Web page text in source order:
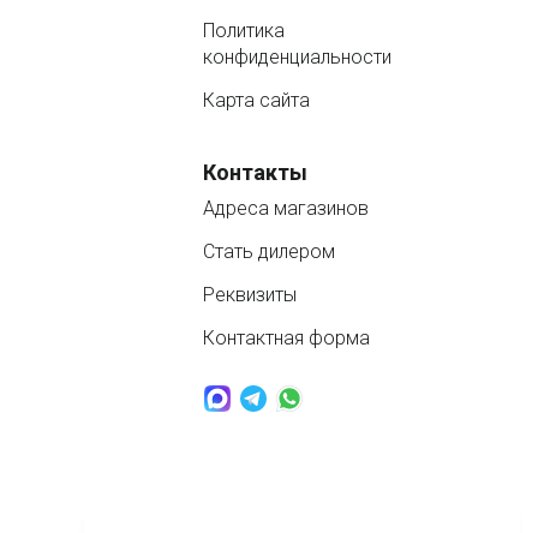
Политика
конфиденциальности
Карта сайта
Контакты
Адреса магазинов
Стать дилером
Реквизиты
Контактная форма